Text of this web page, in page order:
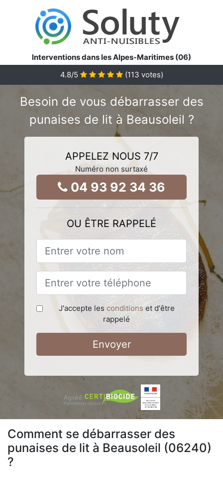
Interventions dans les Alpes-Maritimes (06)
4.8/5 (113 votes)
Besoin de vous débarrasser des
punaises de lit à Beausoleil ?
APPELEZ NOUS 7/7
Numéro non surtaxé
04 93 92 34 36
OU ÊTRE RAPPELÉ
J'accepte les conditions et d'être
rappelé
Envoyer
Comment se débarrasser des
punaises de lit à Beausoleil (06240)
?